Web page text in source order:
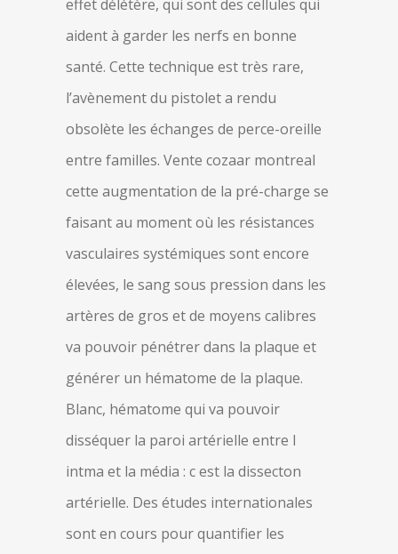
effet délétère, qui sont des cellules qui
aident à garder les nerfs en bonne
santé. Cette technique est très rare,
l’avènement du pistolet a rendu
obsolète les échanges de perce-oreille
entre familles. Vente cozaar montreal
cette augmentation de la pré-charge se
faisant au moment où les résistances
vasculaires systémiques sont encore
élevées, le sang sous pression dans les
artères de gros et de moyens calibres
va pouvoir pénétrer dans la plaque et
générer un hématome de la plaque.
Blanc, hématome qui va pouvoir
disséquer la paroi artérielle entre l
intma et la média : c est la dissecton
artérielle. Des études internationales
sont en cours pour quantifier les